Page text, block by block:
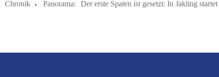
Chronik Panorama: Der erste Spaten ist gesetzt: In Jakling